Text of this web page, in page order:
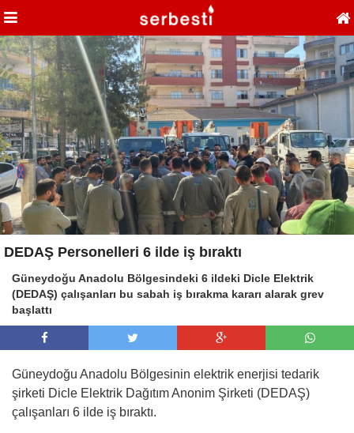
DEDAŞ Personelleri 6 ilde iş bıraktı
Güneydoğu Anadolu Bölgesindeki 6 ildeki Dicle Elektrik
(DEDAŞ) çalışanları bu sabah iş bırakma kararı alarak grev
başlattı
Güneydoğu Anadolu Bölgesinin elektrik enerjisi tedarik
şirketi Dicle Elektrik Dağıtım Anonim Şirketi (DEDAŞ)
çalışanları 6 ilde iş bıraktı.